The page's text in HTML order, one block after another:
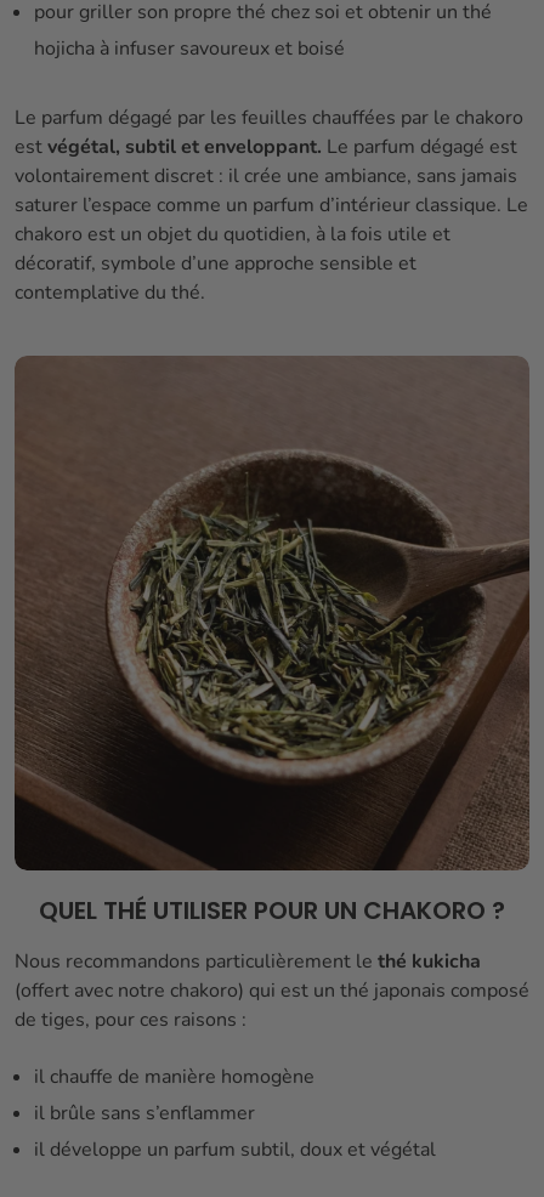
pour griller son propre thé chez soi et obtenir un thé
hojicha à infuser savoureux et boisé
Le parfum dégagé par les feuilles chauffées par le chakoro
estvégétal, subtil et enveloppant. Le parfum dégagé est
volontairement discret : il crée une ambiance, sans jamais
saturer l’espace comme un parfum d’intérieur classique. Le
chakoro est un objet du quotidien, à la fois utile et
décoratif, symbole d’une approche sensible et
contemplative du thé.
QUEL THÉ UTILISER POUR UN CHAKORO ?
Nous recommandons particulièrement le thé kukicha
(offert avec notre chakoro) qui est un thé japonais composé
de tiges, pour ces raisons :
il chauffe de manière homogène
il brûle sans s’enflammer
il développe un parfum subtil, doux et végétal